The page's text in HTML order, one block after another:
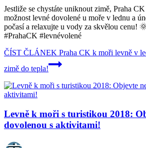
Jestliže se chystáte uniknout zimě, Praha
možnost levné dovolené u moře v lednu a
počasí a relaxujte u vody za skvělou cenu!
#PrahaCK #levnévolené
ČÍST ČLÁNEK Praha CK k moři levně v
zimě do tepla!
Levně k moři s turistikou 2018:
dovolenou s aktivitami!